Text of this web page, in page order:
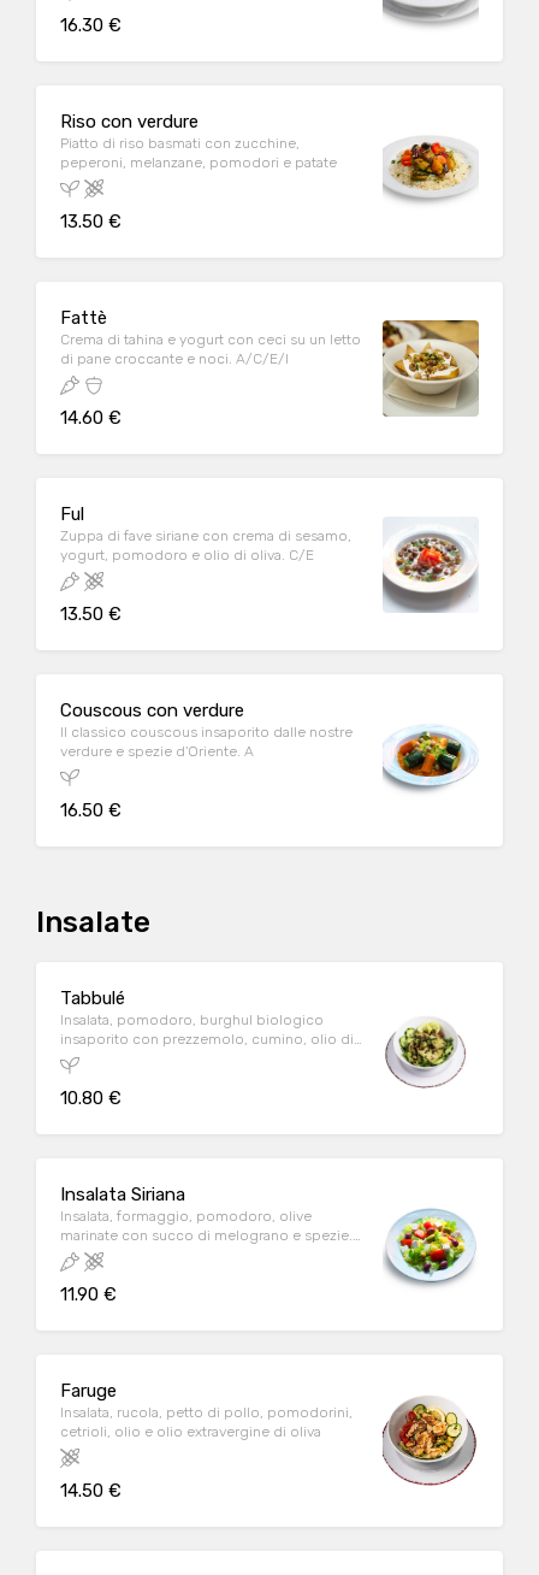
16.30 €
Riso con verdure
Piatto di riso basmati con zucchine,
peperoni, melanzane, pomodori e patate
13.50 €
Fattè
Crema di tahina e yogurt con ceci su un letto
di pane croccante e noci. A/C/E/I
14.60 €
Ful
Zuppa di fave siriane con crema di sesamo,
yogurt, pomodoro e olio di oliva. C/E
13.50 €
Couscous con verdure
Il classico couscous insaporito dalle nostre
verdure e spezie d'Oriente. A
16.50 €
Insalate
Tabbulé
Insalata, pomodoro, burghul biologico
insaporito con prezzemolo, cumino, olio di
oliva. A
10.80 €
Insalata Siriana
Insalata, formaggio, pomodoro, olive
marinate con succo di melograno e spezie.
C
11.90 €
Faruge
Insalata, rucola, petto di pollo, pomodorini,
cetrioli, olio e olio extravergine di oliva
14.50 €